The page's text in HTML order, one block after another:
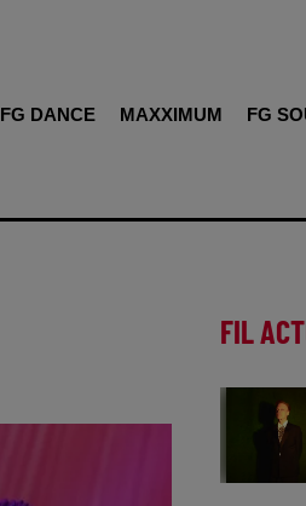
FG DANCE MAXXIMUM FG
FIL